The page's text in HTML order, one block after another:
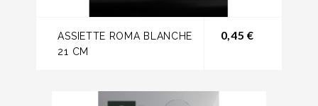
ASSIETTE ROMA BLANCHE
21 CM
0,45 €Prix